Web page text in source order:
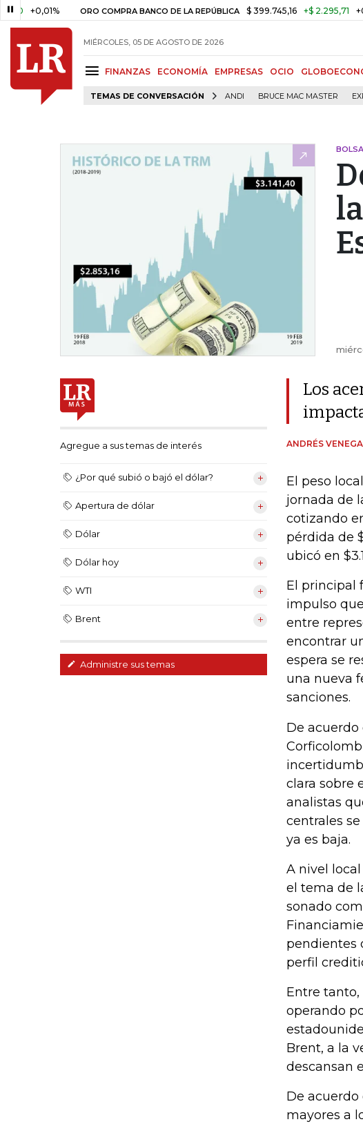
ORO COMPRA BANCO DE LA REPÚBLICA $ 399.745,16 +$ 2.295,71 +0,58%
MIÉRCOLES, 05 DE AGOSTO DE 2026
FINANZAS ECONOMÍA EMPRESAS OCIO
TEMAS DE CONVERSACIÓN ANDI BRUCE MAC MASTER
Agregue a sus temas de interés
¿Por qué subió o bajó el dólar?
Apertura de dólar
Dólar
Dólar hoy
WTI
Brent
Administre sus temas
Los
ANDRÉS
El peso
jornada de
cotizando
pérdida de
ubicó en
El principal
impulso
entre
encontrar
espera se
una nueva
sanciones.
De acuerdo
clara sobre
analistas
centrales
ya es baja.
A nivel
el tema de
sonado
pendientes
perfil
Entre
operando
Brent, a la
descansan
De acuerdo
mayores a